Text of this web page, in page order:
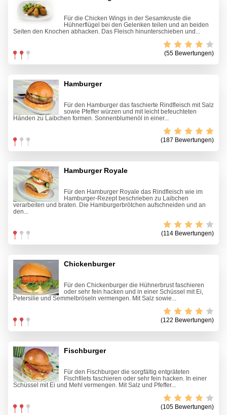
Für die Chicken Wings in der Sesamkruste die
Hühnerflügel bei den Gelenken teilen und an beiden
Seiten den Knochen abhacken. Das Fleisch hinunterschieben und...
(55 Bewertungen)
Hamburger
Für den Hamburger das faschierte Rindfleisch mit Salz
sowie Pfeffer würzen und mit leicht befeuchteten
Händen zu Laibchen formen. Sonnenblumenöl in einer...
(187 Bewertungen)
Hamburger Royale
Für den Hamburger Royale das Rindfleisch wie im
Hamburger-Rezept beschrieben zu Laibchen
verarbeiten und braten. Die Hamburgerbrötchen aufschneiden und an
den...
(114 Bewertungen)
Chickenburger
Für den Chickenburger die Hühnerbrust faschieren
oder sehr fein hacken und in einer Schüssel mit Ei,
Petersilie und Semmelbröseln vermengen. Mit Salz sowie...
(122 Bewertungen)
Fischburger
Für den Fischburger die sorgfältig entgräteten
Fischfilets faschieren oder sehr fein hacken. In einer
Schüssel mit Ei und Mehl vermengen. Mit Salz und Pfeffer...
(105 Bewertungen)